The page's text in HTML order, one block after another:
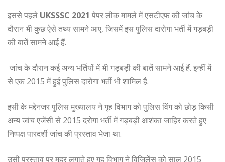
इससे पहले UKSSSC 2021 पेपर लीक मामले में एसटीएफ की जांच के
दौरान भी कुछ ऐसे तथ्य सामने आए, जिसमें इस पुलिस दारोगा भर्ती में गड़बड़ी
की बातें सामने आई हैं.
जांच के दौरान कई अन्य भर्तियों में भी गड़बड़ी की बातें सामने आई हैं. इन्हीं में
से एक 2015 में हुई पुलिस दारोगा भर्ती भी शामिल है.
इसी के मद्देनजर पुलिस मुख्यालय ने गृह विभाग को पुलिस विंग को छोड़ किसी
अन्य जांच एजेंसी से 2015 दरोगा भर्ती में गड़बड़ी आशंका जाहिर करते हुए
निष्पक्ष पारदर्शी जांच की प्रस्ताव भेजा था.
उसी प्रस्ताव पर मुहर लगाते हुए गृह विभाग ने विजिलेंस को साल 2015